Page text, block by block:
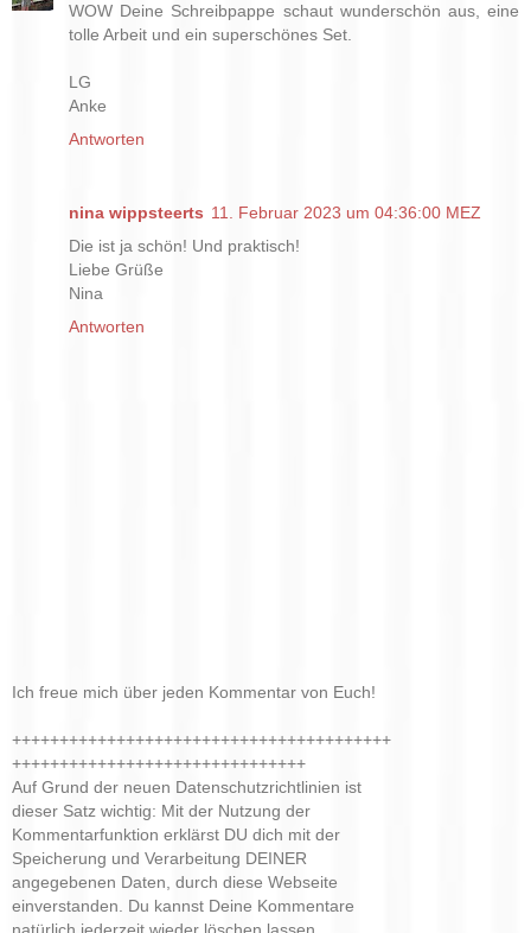
WOW Deine Schreibpappe schaut wunderschön aus, eine
tolle Arbeit und ein superschönes Set.
LG
Anke
Antworten
nina wippsteerts 11. Februar 2023 um 04:36:00 MEZ
Die ist ja schön! Und praktisch!
Liebe Grüße
Nina
Antworten
Ich freue mich über jeden Kommentar von Euch!
++++++++++++++++++++++++++++++++++++++++
+++++++++++++++++++++++++++++++
Auf Grund der neuen Datenschutzrichtlinien ist
dieser Satz wichtig: Mit der Nutzung der
Kommentarfunktion erklärst DU dich mit der
Speicherung und Verarbeitung DEINER
angegebenen Daten, durch diese Webseite
einverstanden. Du kannst Deine Kommentare
natürlich jederzeit wieder löschen lassen.